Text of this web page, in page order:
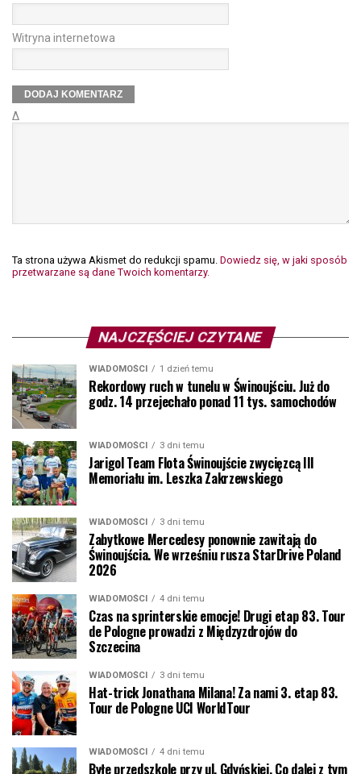
Witryna internetowa
Δ
Ta strona używa Akismet do redukcji spamu. Dowiedz się, w jaki sposób
przetwarzane są dane Twoich komentarzy.
NAJCZĘŚCIEJ CZYTANE
WIADOMOŚCI 1 dzień temu
Rekordowy ruch w tunelu w Świnoujściu. Już do
godz. 14 przejechało ponad 11 tys. samochodów
WIADOMOŚCI 3 dni temu
Jarigol Team Flota Świnoujście zwycięzcą III
Memoriału im. Leszka Zakrzewskiego
WIADOMOŚCI 3 dni temu
Zabytkowe Mercedesy ponownie zawitają do
Świnoujścia. We wrześniu rusza StarDrive Poland
2026
WIADOMOŚCI 4 dni temu
Czas na sprinterskie emocje! Drugi etap 83. Tour
de Pologne prowadzi z Międzyzdrojów do
Szczecina
WIADOMOŚCI 3 dni temu
Hat-trick Jonathana Milana! Za nami 3. etap 83.
Tour de Pologne UCI WorldTour
WIADOMOŚCI 4 dni temu
Byłe przedszkole przy ul. Gdyńskiej. Co dalej z tym